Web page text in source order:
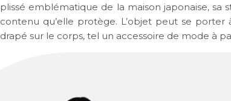
plissé emblématique de la maison japonaise, sa
contenu qu’elle protège. L’objet peut se porter
drapé sur le corps, tel un accessoire de mode à